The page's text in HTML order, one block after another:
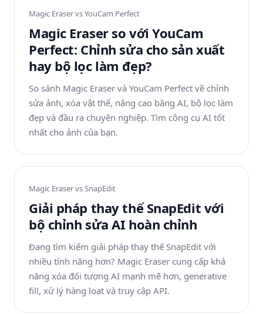
Magic Eraser vsYouCam Perfect
Magic Eraser so với YouCam
Perfect: Chỉnh sửa cho sản xuất
hay bộ lọc làm đẹp?
So sánh Magic Eraser và YouCam Perfect về chỉnh
sửa ảnh, xóa vật thể, nâng cao bằng AI, bộ lọc làm
đẹp và đầu ra chuyên nghiệp. Tìm công cụ AI tốt
nhất cho ảnh của bạn.
Magic Eraser vsSnapEdit
Giải pháp thay thế SnapEdit với
bộ chỉnh sửa AI hoàn chỉnh
Đang tìm kiếm giải pháp thay thế SnapEdit với
nhiều tính năng hơn? Magic Eraser cung cấp khả
năng xóa đối tượng AI mạnh mẽ hơn, generative
fill, xử lý hàng loạt và truy cập API.